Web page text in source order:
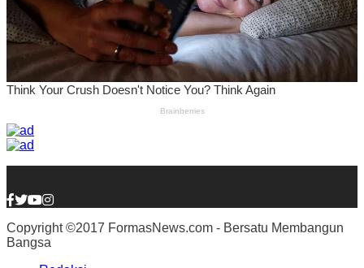
Copyright ©2017 FormasNews.com - Bersatu Membangun
Bangsa